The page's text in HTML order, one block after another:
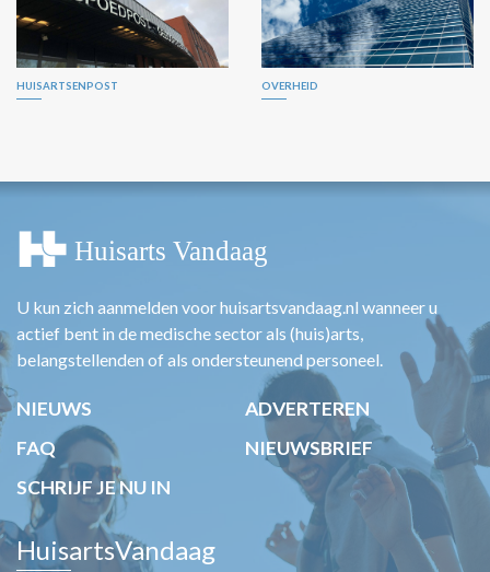
HUISARTSENPOST OVERHEID
U kun zich aanmelden voor huisartsvandaag.nl wanneer u
actief bent in de medische sector als (huis)arts,
belangstellenden of als ondersteunend personeel.
NIEUWS
ADVERTEREN
FAQ
NIEUWSBRIEF
SCHRIJF JE NU IN
HuisartsVandaag